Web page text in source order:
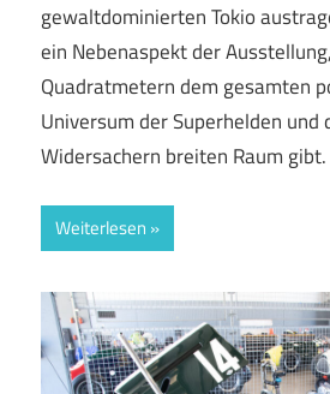
gewaltdominierten Tokio
ein Nebenaspekt der
Quadratmetern dem gesamten
Universum der Superhelden und
Widersachern breiten Raum gibt.
Weiterlesen